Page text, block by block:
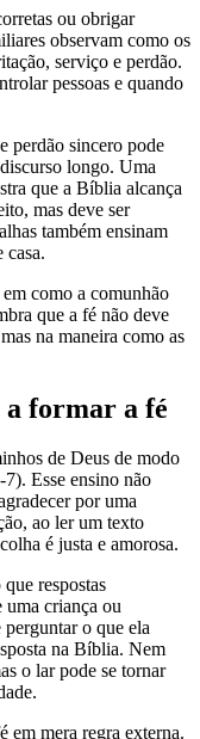
ou obrigar
observam como os
serviço e perdão.
pessoas e quando
perdão sincero pode
longo. Uma
que a Bíblia alcança
mas deve ser
também ensinam
casa.
como a comunhão
que a fé não deve
na maneira como as
a formar a fé
de Deus de modo
Esse ensino não
por uma
ao ler um texto
é justa e amorosa.
respostas
uma criança ou
perguntar o que ela
na Bíblia. Nem
o lar pode se tornar
em mera regra externa.